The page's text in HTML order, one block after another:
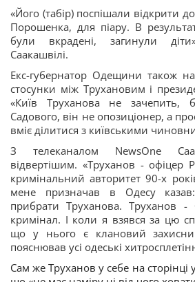
«Його (табір) поспішали відкрити
Порошенка, для піару. В
були вкрадені, загинули
Саакашвілі.
Екс-губернатор Одещини також
стосунки між Трухановим і
«Київ Труханова не зачепить,
Садового, він не опозиціонер, а
вміє ділитися з київськими
З телеканалом NewsOne
відвертішим. «Труханов - офіцер
кримінальний авторитет 90-х
мене призначав в Одесу
прибрати Труханова. Труханов
кримінал. І коли я взявся за цю
що у нього є клановий
пояснював усі одеські
Сам же Труханов у себе на сторінці